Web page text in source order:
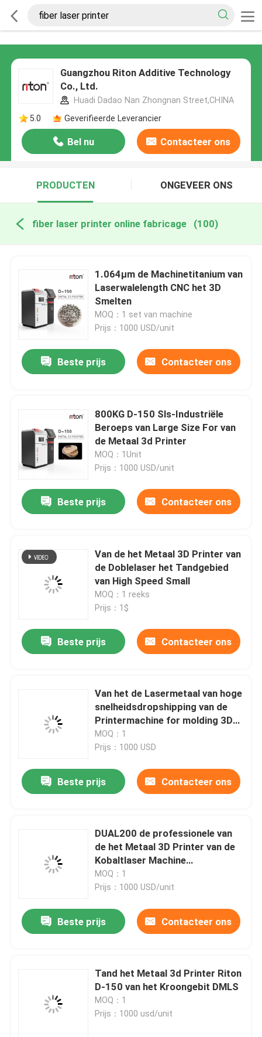
Guangzhou Riton Additive Technology
Co., Ltd.
Huadi Dadao Nan Zhongnan Street,CHINA
5.0
Geverifieerde Leverancier
Bel nu Contacteer ons
PRODUCTEN ONGEVEER ONS
fiber laser printer online fabricage (100)
1.064μm de Machinetitanium van
Laserwalelength CNC het 3D
Smelten
MOQ：1 set van machine
Prijs：1000 USD/unit
Beste prijs Contacteer ons
800KG D-150 Sls-Industriële
Beroeps van Large Size For van
de Metaal 3d Printer
MOQ：1Unit
Prijs：1000 USD/unit
Beste prijs Contacteer ons
Van de het Metaal 3D Printer van
de Doblelaser het Tandgebied
van High Speed Small
MOQ：1 reeks
Prijs：1$
Beste prijs Contacteer ons
Van het de Lasermetaal van hoge
snelheidsdropshipping van de
Printermachine for molding 3D
Diameter 150mm Riton
MOQ：1
Prijs：1000 USD
Beste prijs Contacteer ons
DUAL200 de professionele van
de het Metaal 3D Printer van de
Kobaltlaser Machine
Dia.150mm*100mm van Titanium
Laser Melting
MOQ：1
Prijs：1000 USD/unit
Beste prijs Contacteer ons
Tand het Metaal 3d Printer Riton
D-150 van het Kroongebit DMLS
MOQ：1
Prijs：1000 usd/unit